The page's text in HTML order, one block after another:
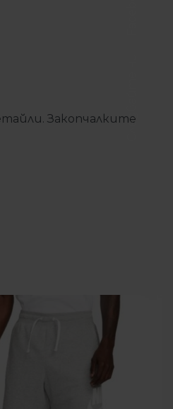
Закопчалките
Следвайте ни